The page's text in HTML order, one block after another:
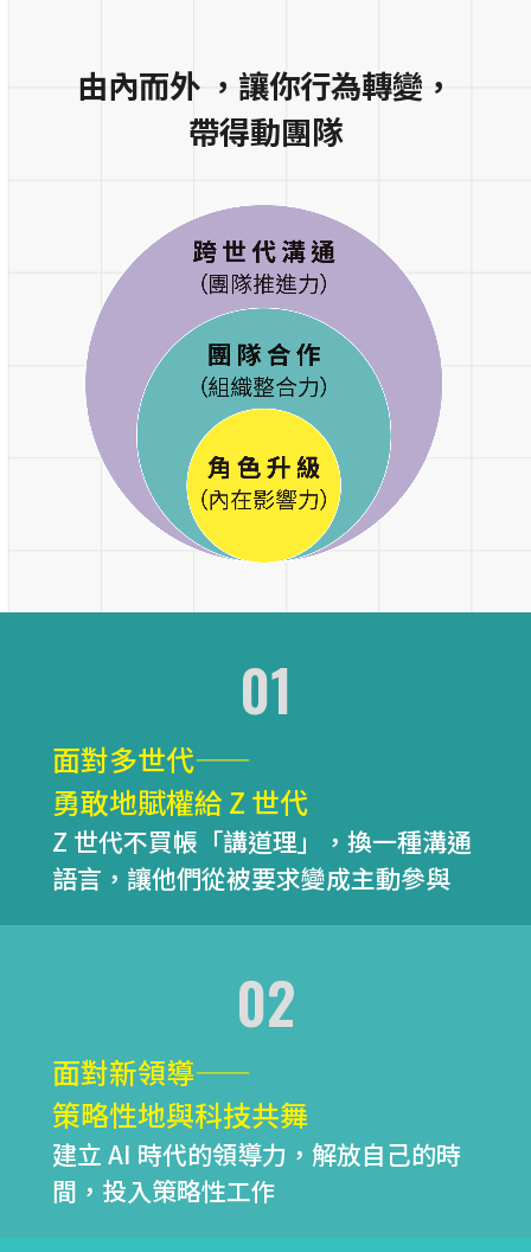
由內而外 ，讓你行為轉變，
帶得動團隊
01
面對多世代——
勇敢地賦權給 Z 世代
Z 世代不買帳「講道理」，換一種溝通
語言，讓他們從被要求變成主動參與
02
面對新領導——
策略性地與科技共舞
建立 AI 時代的領導力，解放自己的時
間，投入策略性工作